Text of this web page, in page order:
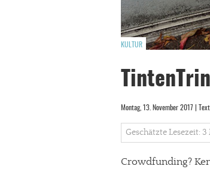
KULTUR
Montag, 13. November 2017 |
Geschätzte Lesezeit:
Crowdfunding?